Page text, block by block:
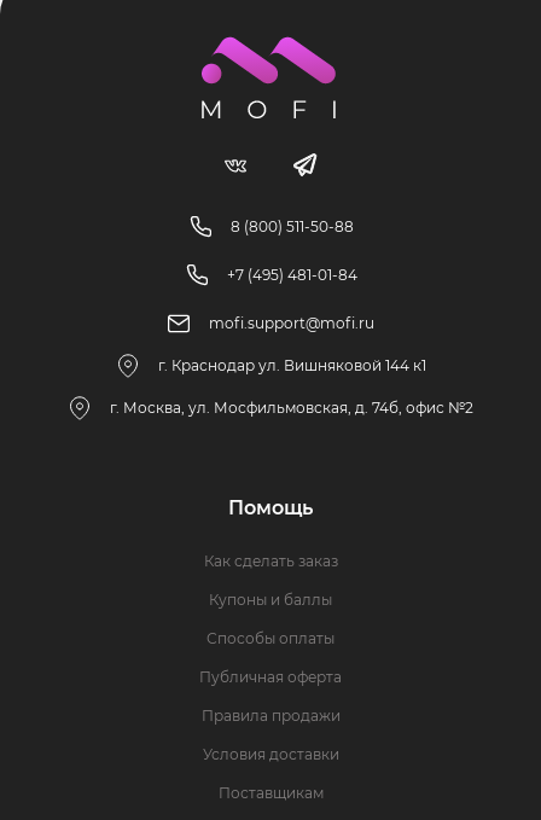
8 (800) 511-50-88
+7 (495) 481-01-84
mofi.support@mofi.ru
г. Краснодар ул. Вишняковой 144 к1
г. Москва, ул. Мосфильмовская, д. 74б, офис №2
Помощь
Как сделать заказ
Купоны и баллы
Способы оплаты
Публичная оферта
Правила продажи
Условия доставки
Поставщикам